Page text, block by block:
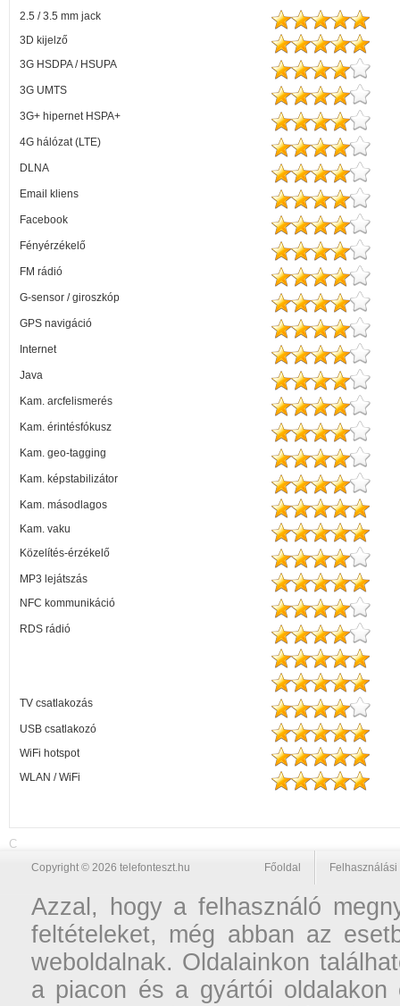
2.5 / 3.5 mm jack
3D kijelző
3G HSDPA / HSUPA
3G UMTS
3G+ hipernet HSPA+
4G hálózat (LTE)
DLNA
Email kliens
Facebook
Fényérzékelő
FM rádió
G-sensor / giroszkóp
GPS navigáció
Internet
Java
Kam. arcfelismerés
Kam. érintésfókusz
Kam. geo-tagging
Kam. képstabilizátor
Kam. másodlagos
Kam. vaku
Közelítés-érzékelő
MP3 lejátszás
NFC kommunikáció
RDS rádió
TV csatlakozás
USB csatlakozó
WiFi hotspot
WLAN / WiFi
C
Copyright © 2026 telefonteszt.hu Főoldal
Azzal, hogy a felhasználó
feltételeket, még abban az
weboldalnak. Oldalainkon
a piacon és a gyártói oldalakon